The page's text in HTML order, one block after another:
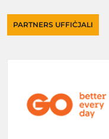
PARTNERS UFFIĊJALI